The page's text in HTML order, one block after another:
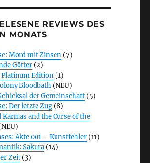
REVIEWS DES
MONATS
Mord mit Zinsen (7)
Götter (2)
Edition (1)
Bloodbath (NEU)
der Gemeinschaft (5)
Der letzte Zug (8)
Karmas and the Curse of the
Akte 001 – Kunstfehler (11)
Sakura (14)
Zeit (3)